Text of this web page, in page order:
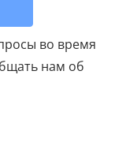
во время
нам об